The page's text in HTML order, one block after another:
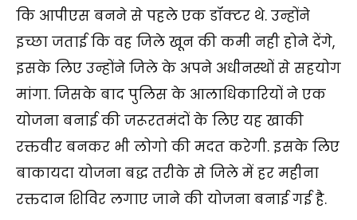
कि आपीएस बनने से पहले एक डॉक्टर थे. उन्होंने
इच्छा जताई कि वह जिले खून की कमी नही होने देंगे,
इसके लिए उन्होंने जिले के अपने अधीनस्थों से सहयोग
मांगा. जिसके बाद पुलिस के आलाधिकारियों ने एक
योजना बनाई की जरूरतमंदों के लिए यह खाकी
रक्तवीर बनकर भी लोगो की मदत करेगी. इसके लिए
बाकायदा योजना बद्ध तरीके से जिले में हर महीना
रक्तदान शिविर लगाए जाने की योजना बनाई गई है.